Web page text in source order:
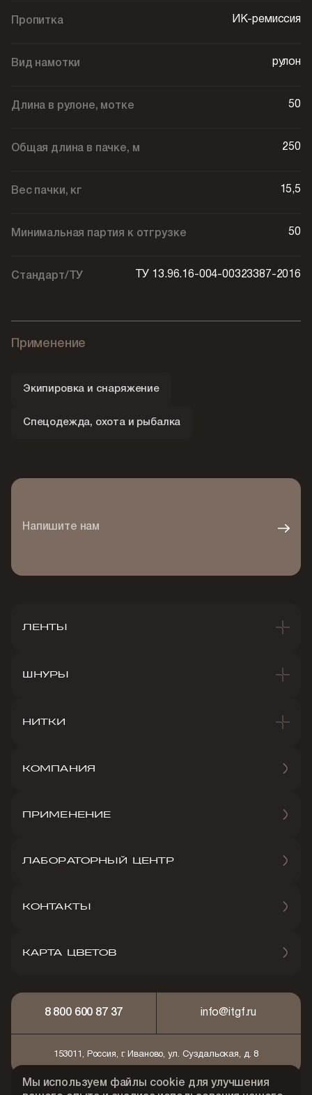
Пропитка ИК-ремиссия
Вид намотки рулон
Длина в рулоне, мотке 50
Общая длина в пачке, м 250
Вес пачки, кг 15,5
Минимальная партия к отгрузке 50
Стандарт/ТУ ТУ 13.96.16-004-00323387-2016
Применение
Экипировка и снаряжение
Спецодежда, охота и рыбалка
Напишите нам
КОМПАНИЯ
ПРИМЕНЕНИЕ
ЛАБОРАТОРНЫЙ ЦЕНТР
КОНТАКТЫ
КАРТА ЦВЕТОВ
ЛЕНТЫ
ШНУРЫ
НИТКИ
8 800 600 87 37 info@itgf.ru
153011, Россия, г. Иваново, ул. Суздальская, д. 8
Мы используем файлы cookie для улучшения